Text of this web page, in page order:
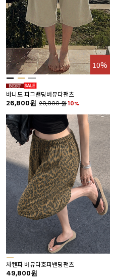
10%
바니도 피그밴딩버뮤다팬츠
26,800원 29,800원10%
차켄파 버뮤다호피밴딩팬츠
49,800원